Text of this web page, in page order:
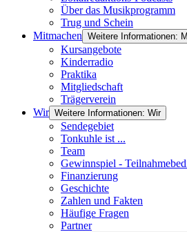
Über das Musikprogramm
Trug und Schein
Mitmachen Weitere Informationen:
Kursangebote
Kinderradio
Praktika
Mitgliedschaft
Trägerverein
Wir Weitere Informationen: Wir
Sendegebiet
Tonkuhle ist ...
Team
Gewinnspiel -
Finanzierung
Geschichte
Zahlen und Fakten
Häufige Fragen
Partner